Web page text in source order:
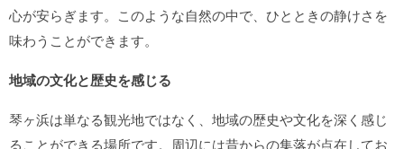
心が安らぎます。このような自然の中で、ひとときの静けさを
味わうことができます。
地域の文化と歴史を感じる
琴ヶ浜は単なる観光地ではなく、地域の歴史や文化を深く感じ
ることができる場所です。周辺には昔からの集落が点在してお